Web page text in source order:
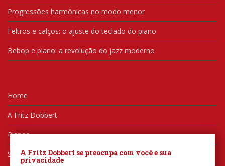
Progressões harmônicas no modo menor
Feltros e calços: o ajuste do teclado do piano
Bebop e piano: a revolução do jazz moderno
Home
A Fritz Dobbert
Pianos
ServiçosA Fritz Dobbert se preocupa com você e sua
privacidade